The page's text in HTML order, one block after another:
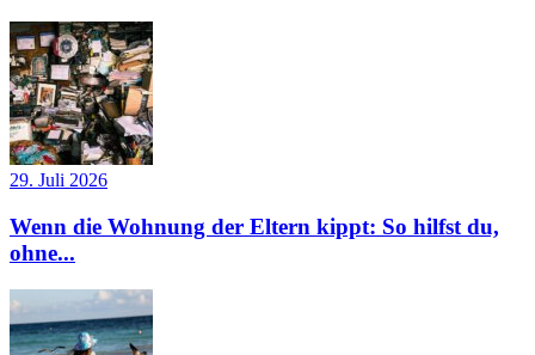
29. Juli 2026
Wenn die Wohnung der Eltern kippt: So hilfst du,
ohne...